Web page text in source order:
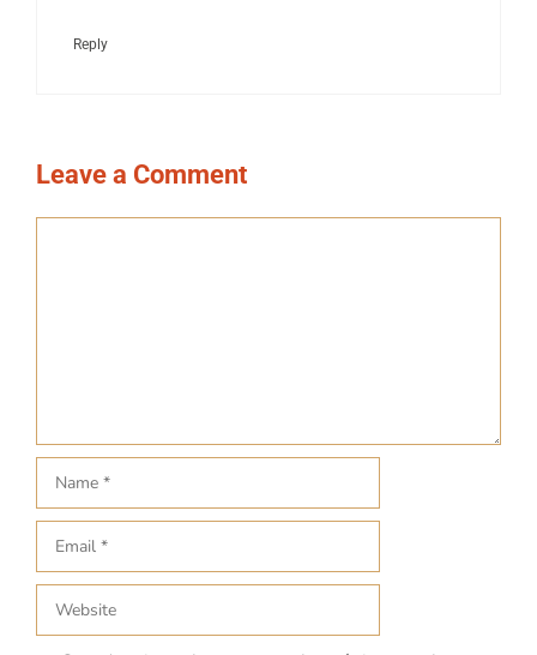
Reply
Leave a Comment